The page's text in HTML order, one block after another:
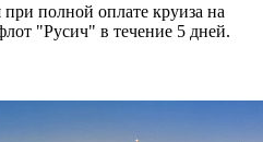
при полной оплате круиза на
"Русич" в течение 5 дней.